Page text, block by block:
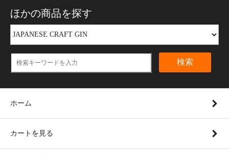
ほかの商品を探す
検索
ホーム
カートを見る